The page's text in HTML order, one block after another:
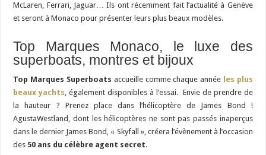
McLaren, Ferrari, Jaguar… Ils ont récemment fait l’actualité à Genève
et seront à Monaco pour présenter leurs plus beaux modèles.
Top Marques Monaco, le luxe des
superboats, montres et bijoux
Top Marques Superboats accueille comme chaque année les plus
beaux yachts, également disponibles à l’essai. Envie de prendre de
la hauteur ? Prenez place dans l’hélicoptère de James Bond !
AgustaWestland, dont les hélicoptères ne sont pas passés inaperçus
dans le dernier James Bond, « Skyfall », créera l’évènement à l’occasion
des 50 ans du célèbre agent secret.